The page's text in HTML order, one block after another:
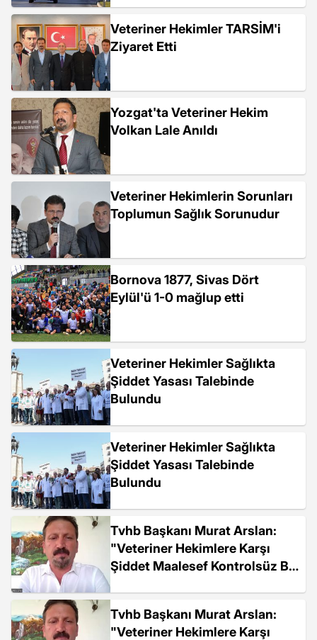
Veteriner Hekimler TARSİM'i
Ziyaret Etti
Yozgat'ta Veteriner Hekim
Volkan Lale Anıldı
Veteriner Hekimlerin Sorunları
Toplumun Sağlık Sorunudur
Bornova 1877, Sivas Dört
Eylül'ü 1-0 mağlup etti
Veteriner Hekimler Sağlıkta
Şiddet Yasası Talebinde
Bulundu
Veteriner Hekimler Sağlıkta
Şiddet Yasası Talebinde
Bulundu
Tvhb Başkanı Murat Arslan:
"Veteriner Hekimlere Karşı
Şiddet Maalesef Kontrolsüz Bir
Yapacağız"
Tvhb Başkanı Murat Arslan:
"Veteriner Hekimlere Karşı